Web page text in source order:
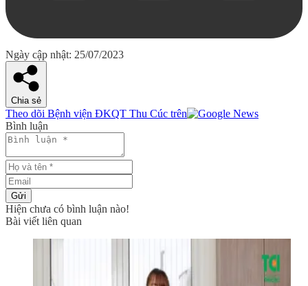
Ngày cập nhật: 25/07/2023
Chia sẻ
Theo dõi Bệnh viện ĐKQT Thu Cúc trên
Bình luận
Gửi
Hiện chưa có bình luận nào!
Bài viết liên quan